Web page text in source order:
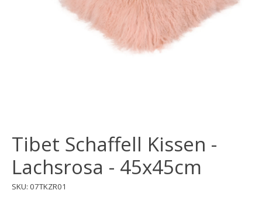
Tibet Schaffell Kissen -
Lachsrosa - 45x45cm
SKU: 07TKZR01